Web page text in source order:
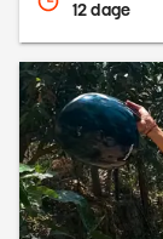
12 dage